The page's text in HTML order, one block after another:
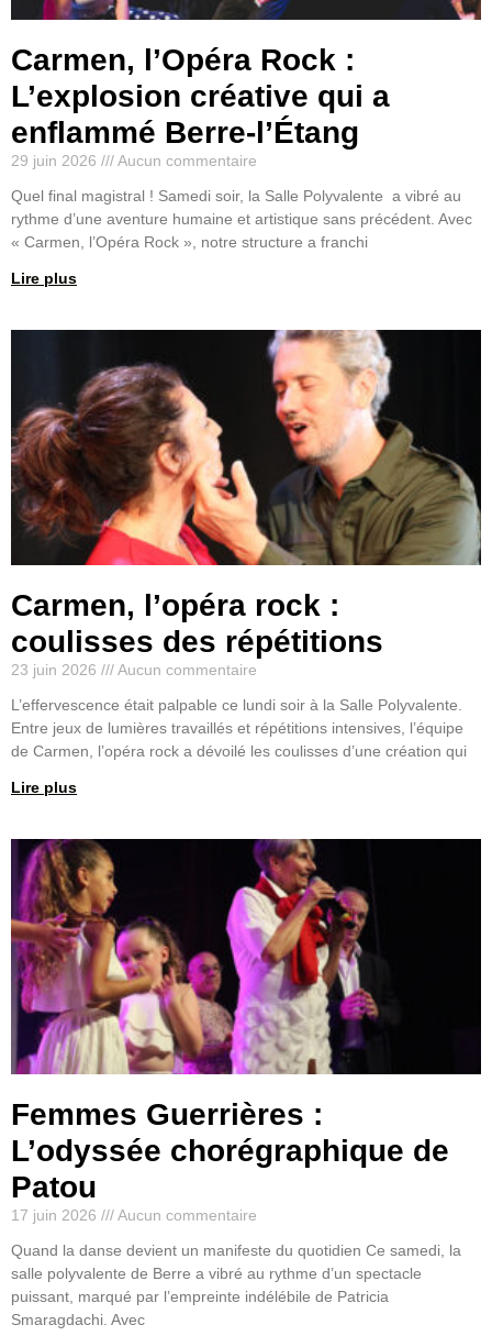
Carmen, l’Opéra Rock :
L’explosion créative qui a
enflammé Berre-l’Étang
29 juin 2026
Aucun commentaire
Quel final magistral ! Samedi soir, la Salle Polyvalente a vibré au
rythme d’une aventure humaine et artistique sans précédent. Avec
« Carmen, l’Opéra Rock », notre structure a franchi
Lire plus
Carmen, l’opéra rock :
coulisses des répétitions
23 juin 2026
Aucun commentaire
L’effervescence était palpable ce lundi soir à la Salle Polyvalente.
Entre jeux de lumières travaillés et répétitions intensives, l’équipe
de Carmen, l’opéra rock a dévoilé les coulisses d’une création qui
Lire plus
Femmes Guerrières :
L’odyssée chorégraphique de
Patou
17 juin 2026
Aucun commentaire
Quand la danse devient un manifeste du quotidien Ce samedi, la
salle polyvalente de Berre a vibré au rythme d’un spectacle
puissant, marqué par l’empreinte indélébile de Patricia
Smaragdachi. Avec